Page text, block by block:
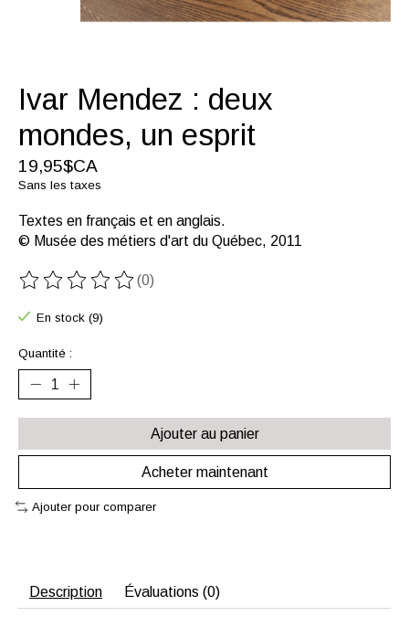
Ivar Mendez : deux
mondes, un esprit
19,95$CA
Sans les taxes
Textes en français et en anglais.
© Musée des métiers d'art du Québec, 2011
Ce produit est évalué à
(0)
En stock (9)
Quantité :
Ajouter au panier
Acheter maintenant
Ajouter pour comparer
Description Évaluations (0)